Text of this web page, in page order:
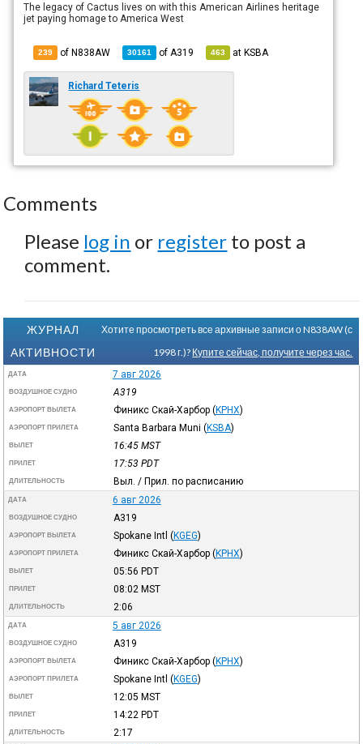
The legacy of Cactus lives on with this American Airlines heritage
jet paying homage to America West
239 of N838AW 30161 of A319 463 atKSBA
Richard Teteris
Comments
Please log in or register to post a
comment.
ЖУРНАЛ
АКТИВНОСТИ
Хотите просмотреть все архивные записи о N838AW (с
1998 г.)? Купите сейчас, получите через час.
ДАТА 7 авг 2026
ВОЗДУШНОЕ СУДНО A319
АЭРОПОРТ ВЫЛЕТА Финикс Скай-Харбор (KPHX)
АЭРОПОРТ ПРИЛЕТА Santa Barbara Muni (KSBA)
ВЫЛЕТ 16:45 MST
ПРИЛЕТ 17:53 PDT
ДЛИТЕЛЬНОСТЬ Выл. / Прил. по расписанию
ДАТА 6 авг 2026
ВОЗДУШНОЕ СУДНО A319
АЭРОПОРТ ВЫЛЕТА Spokane Intl (KGEG)
АЭРОПОРТ ПРИЛЕТА Финикс Скай-Харбор (KPHX)
ВЫЛЕТ 05:56 PDT
ПРИЛЕТ 08:02 MST
ДЛИТЕЛЬНОСТЬ 2:06
ДАТА 5 авг 2026
ВОЗДУШНОЕ СУДНО A319
АЭРОПОРТ ВЫЛЕТА Финикс Скай-Харбор (KPHX)
АЭРОПОРТ ПРИЛЕТА Spokane Intl (KGEG)
ВЫЛЕТ 12:05 MST
ПРИЛЕТ 14:22 PDT
ДЛИТЕЛЬНОСТЬ 2:17